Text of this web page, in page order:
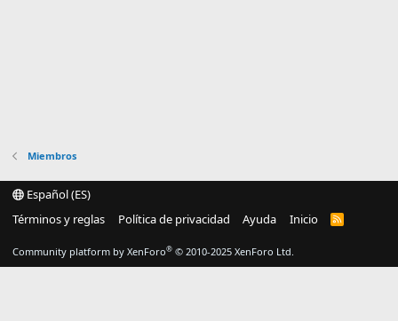
Miembros
Español (ES)
Términos y reglas
Política de privacidad Ayuda Inicio
R
Community platform by XenForo® © 2010-2025 XenForo Ltd.